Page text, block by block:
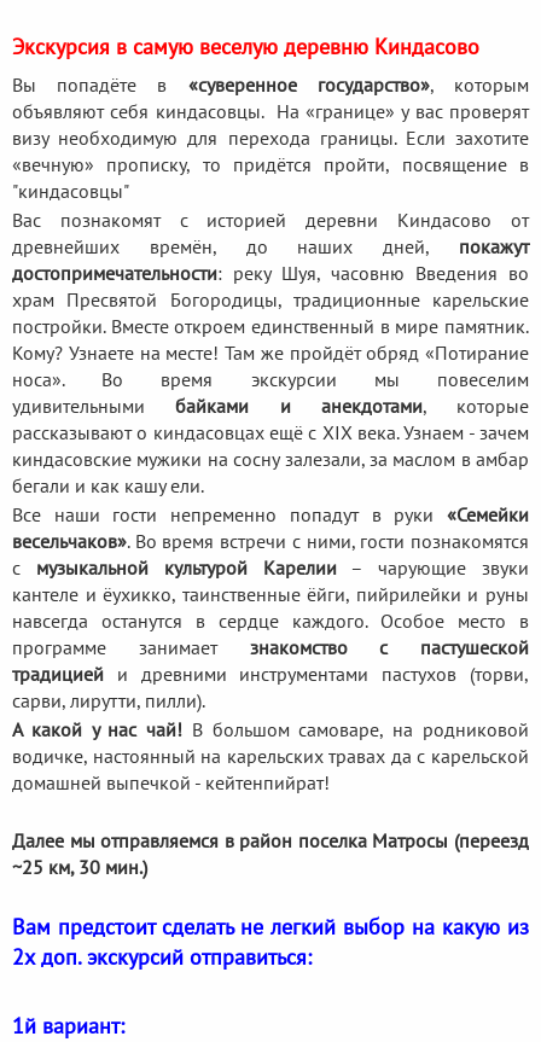
Экскурсия в самую веселую деревню Киндасово
Вы попадёте в «суверенное государство», которым
объявляют себя киндасовцы. На «границе» у вас проверят
визу необходимую для перехода границы. Если захотите
«вечную» прописку, то придётся пройти, посвящение в
"киндасовцы"
Вас познакомят с историей деревни Киндасово от
древнейших времён, до наших дней, покажут
достопримечательности: реку Шуя, часовню Введения во
храм Пресвятой Богородицы, традиционные карельские
постройки. Вместе откроем единственный в мире памятник.
Кому? Узнаете на месте! Там же пройдёт обряд «Потирание
носа». Во время экскурсии мы повеселим
удивительнымибайками и анекдотами, которые
рассказывают о киндасовцах ещё с XIX века. Узнаем - зачем
киндасовские мужики на сосну залезали, за маслом в амбар
бегали и как кашу ели.
Все наши гости непременно попадут в руки «Семейки
весельчаков». Во время встречи с ними, гости познакомятся
с музыкальной культурой Карелии– чарующие звуки
кантеле и ёухикко, таинственные ёйги, пийрилейки и руны
навсегда останутся в сердце каждого. Особое место в
программе занимает знакомство с пастушеской
традицией и древними инструментами пастухов (торви,
сарви, лирутти, пилли).
А какой у нас чай! В большом самоваре, на родниковой
водичке, настоянный на карельских травах да с карельской
домашней выпечкой - кейтенпийрат!
Далее мы отправляемся в район поселка Матросы (переезд
~25 км, 30 мин.)
Вам предстоит сделать не легкий выбор на какую из
2х доп. экскурсий отправиться:
1й вариант: